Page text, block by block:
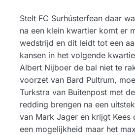
Stelt FC Surhústerfean daar
na een klein kwartier komt er
wedstrijd en dit leidt tot een
kansen in het volgende
Albert Nijboer de bal niet te
voorzet van Bard Pultrum,
Turkstra van Buitenpost met
redding brengen na een
van Mark Jager en krijgt Kees
een mogelijkheid maar het